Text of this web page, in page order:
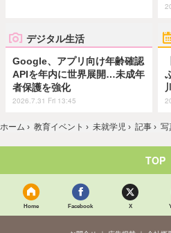
デジタル生活
Google、アプリ向け年齢確認
APIを年内に世界展開…未成年
者保護を強化
2026.7.31 Fri 13:45
ホーム › 教育イベント › 未就学児 › 記事 › 写
TOP
Home Facebook X